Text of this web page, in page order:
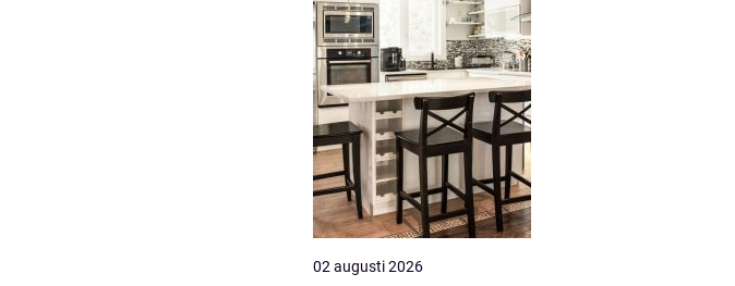
02 augusti 2026